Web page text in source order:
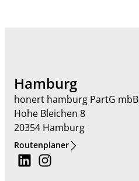
Hamburg
honert hamburg PartG mbB
Hohe Bleichen 8
20354 Hamburg
Routenplaner